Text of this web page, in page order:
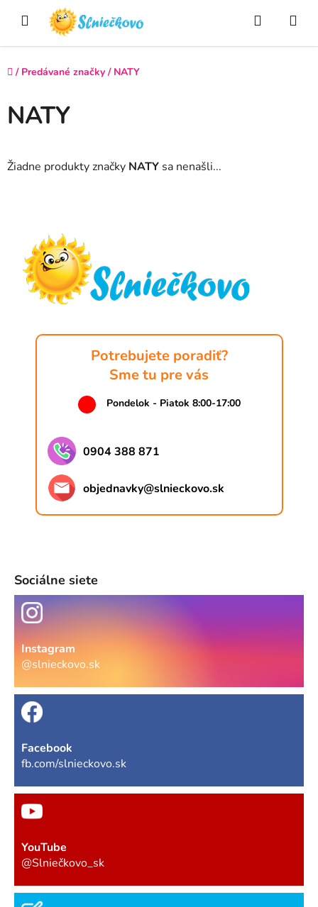
Hľadať
Domov
/ Predávané značky / NATY
NATY
Žiadne produkty značky NATY sa nenašli...
Potrebujete poradiť?
Sme tu pre vás
Pondelok - Piatok 8:00-17:00
0904 388 871
objednavky@slnieckovo.sk
Sociálne siete
Instagram
@slnieckovo.sk
Facebook
fb.com/slnieckovo.sk
YouTube
@Slniečkovo_sk